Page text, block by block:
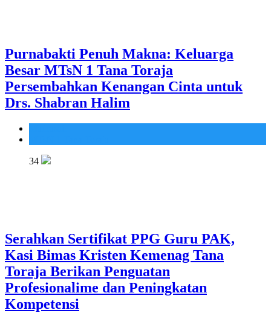
Purnabakti Penuh Makna: Keluarga
Besar MTsN 1 Tana Toraja
Persembahkan Kenangan Cinta untuk
Drs. Shabran Halim
34
Serahkan Sertifikat PPG Guru PAK,
Kasi Bimas Kristen Kemenag Tana
Toraja Berikan Penguatan
Profesionalime dan Peningkatan
Kompetensi